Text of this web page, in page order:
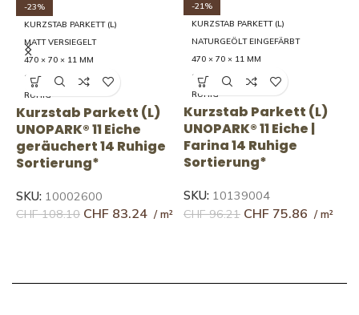
-23%
KURZSTAB PARKETT (L)
MATT VERSIEGELT
470 × 70 × 11 MM
14 RUHIG
RUHIG
Kurzstab Parkett (L)
UNOPARK® 11 Eiche
geräuchert 14 Ruhige
Sortierung*
SKU: 10002600
CHF108.10 CHF 83.24
-21%
KURZSTAB PARKETT (L)
NATURGEÖLT EINGEFÄRBT
470 × 70 × 11 MM
14 RUHIG
RUHIG
Kurzstab Parkett (L)
UNOPARK® 11 Eiche |
Farina 14 Ruhige
Sortierung*
SKU: 10139004
CHF96.21 CHF 75.86